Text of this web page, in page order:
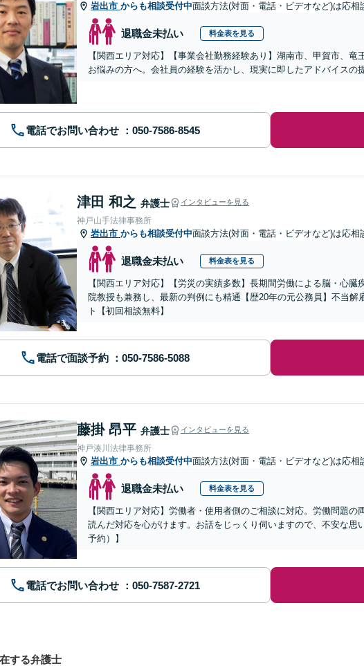
岩出市 からも相談受付中面談方法(対面・電話・ビデオなど)は応相
退職金未払い 料金表を見る
【関西エリア対応】【事業会社勤務経験あり】湖南市、甲賀市、
お悩みの方へ。会社員の経験を活かし、現実に即したアドバイスの
電話でお問い合わせ
津田 和之 弁護士 インタビューを見る
神戸山手法律事務所
岩出市 からも相談受付中面談方法(対面・電話・ビデオなど)は応相
退職金未払い 料金表を見る
【関西エリア対応】【労災の実績多数】長期間労働による脳・心
院教授も兼務し、最新の判例にも精通【歴20年の元公務員】不当
ト【初回相談無料】
電話で面談予約
藤掛 昂平 弁護士 インタビューを見る
神戸湊川法律事務所
岩出市 からも相談受付中面談方法(対面・電話・ビデオなど)は応相
退職金未払い 料金表を見る
【関西エリア対応】労働者・使用者側のご相談に対応。労働問題
読んだ対応を心がけます。お話をじっくり伺いますので、不安な
予約）】
電話でお問い合わせ
する弁護士